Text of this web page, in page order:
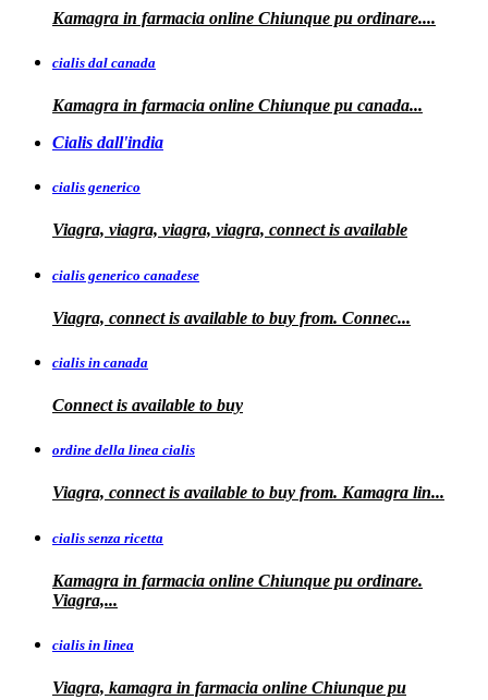
Kamagra in farmacia online Chiunque pu ordinare....
cialis dal canada
Kamagra in farmacia online Chiunque pu canada...
Cialis dall'india
cialis generico
Viagra, viagra, viagra, viagra, connect is available
cialis generico canadese
Viagra, connect is available to buy from. Connec...
cialis in canada
Connect is available to buy
ordine della linea cialis
Viagra, connect is available to buy from. Kamagra lin...
cialis senza ricetta
Kamagra in farmacia online Chiunque pu ordinare.
Viagra,...
cialis in linea
Viagra, kamagra in farmacia online Chiunque pu